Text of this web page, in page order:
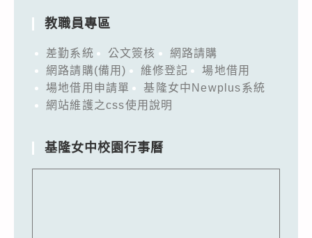
教職員專區
差勤系統 公文簽核
網路請購
網路請購(備用)
維修登記
場地借用
場地借用申請單
基隆女中Newplus系統
網站維護之css使用說明
基隆女中校園行事曆